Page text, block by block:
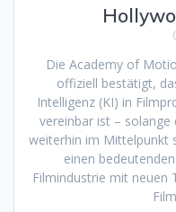
Die Academy of
offiziell bestätigt,
Intelligenz (KI) in
vereinbar ist –
weiterhin im Mittelpunkt
einen
Filmindustrie mit neuen